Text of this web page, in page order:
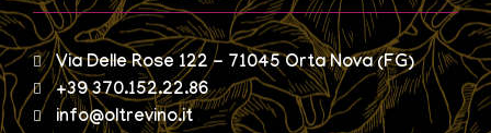
Via Delle Rose 122 - 71045 Orta Nova (FG)
+39 370.152.22.86
info@oltrevino.it